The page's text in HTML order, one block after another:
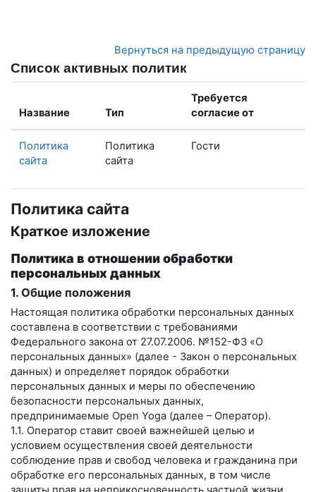
Вернуться на предыдущую страницу
Список активных политик
Название Тип
Требуется
согласие от
Политика
сайта
Политика
сайта
Гости
Политика сайта
Краткое изложение
Политика в отношении обработки
персональных данных
1. Общие положения
Настоящая политика обработки персональных данных
составлена в соответствии с требованиями
Федерального закона от 27.07.2006. №152-ФЗ «О
персональных данных» (далее - Закон о персональных
данных) и определяет порядок обработки
персональных данных и меры по обеспечению
безопасности персональных данных,
предпринимаемые Open Yoga (далее – Оператор).
1.1. Оператор ставит своей важнейшей целью и
условием осуществления своей деятельности
соблюдение прав и свобод человека и гражданина при
обработке его персональных данных, в том числе